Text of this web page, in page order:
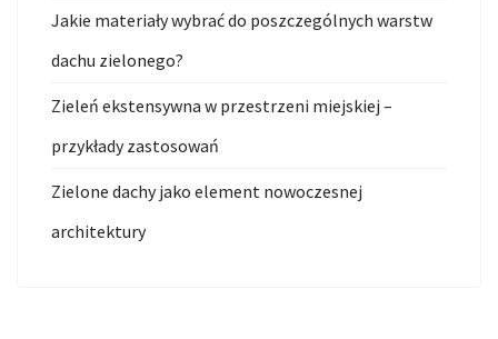
Jakie materiały wybrać do poszczególnych warstw
dachu zielonego?
Zieleń ekstensywna w przestrzeni miejskiej –
przykłady zastosowań
Zielone dachy jako element nowoczesnej
architektury